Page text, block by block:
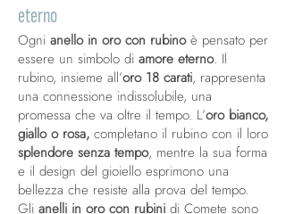
eterno
Ogni anello in oro con rubinoè pensato per
essere un simbolo di amore eterno. Il
rubino, insieme all’oro 18 carati, rappresenta
una connessione indissolubile, una
promessa che va oltre il tempo. L’oro bianco,
giallo o rosa, completano il rubino con il loro
splendore senza tempo, mentre la sua forma
e il design del gioiello esprimono una
bellezza che resiste alla prova del tempo.
Gli anelli in oro con rubini di Comete sono